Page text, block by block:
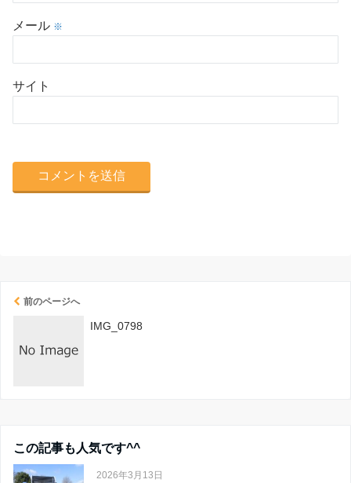
メール ※
サイト
前のページへ
IMG_0798
この記事も人気です^^
2026年3月13日